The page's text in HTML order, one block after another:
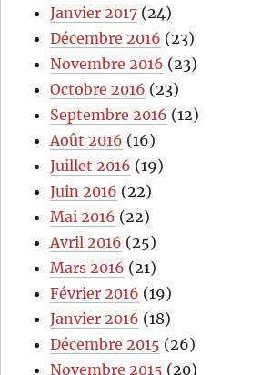
Janvier 2017 (24)
Décembre 2016 (23)
Novembre 2016 (23)
Octobre 2016 (23)
Septembre 2016 (12)
Août 2016 (16)
Juillet 2016 (19)
Juin 2016 (22)
Mai 2016 (22)
Avril 2016 (25)
Mars 2016 (21)
Février 2016 (19)
Janvier 2016 (18)
Décembre 2015 (26)
Novembre 2015 (20)